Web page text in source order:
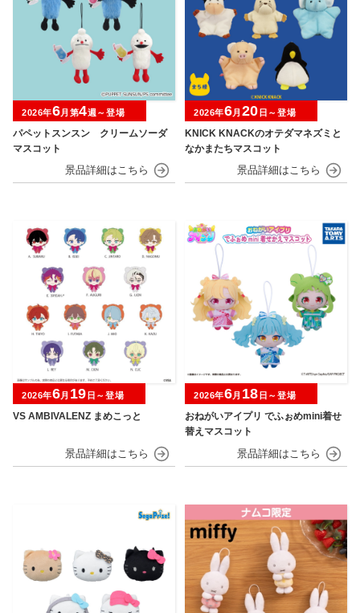
パペットスンスン クリームソーダ
マスコット
2026年6月第4週～登場
KNICK KNACKのオテダマネズミと
なかまたちマスコット
2026年6月 20 日～登場
VS AMBIVALENZ まめこっと
2026年6月 19 日～登場
おねがいアイプリ でふぉめmini着せ
替えマスコット
2026年6月 18 日～登場